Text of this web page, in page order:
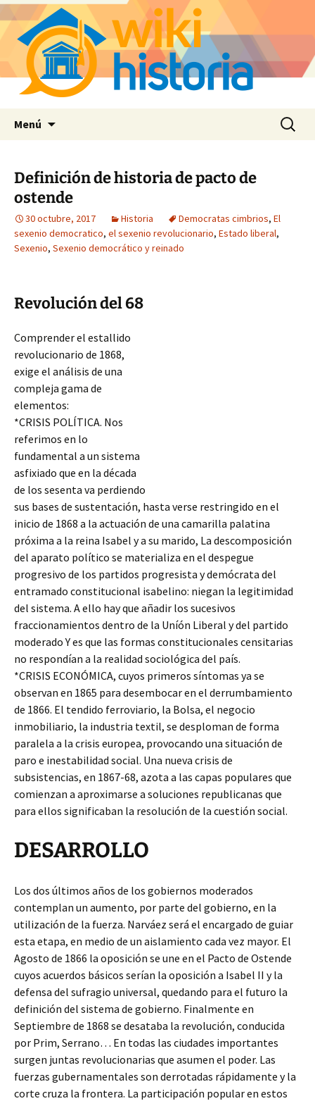
Menú Buscar:
Definición de historia de pacto de
ostende
30 octubre, 2017 Historia Democratas cimbrios, El
sexenio democratico, el sexenio revolucionario, Estado liberal,
Sexenio, Sexenio democrático y reinado
Revolución del 68
Comprender el estallido
revolucionario de 1868,
exige el análisis de una
compleja gama de
elementos:
*CRISIS POLÍTICA. Nos
referimos en lo
fundamental a un sistema
asfixiado que en la década
de los sesenta va perdiendo
sus bases de sustentación, hasta verse restringido en el
inicio de 1868 a la actuación de una camarilla palatina
próxima a la reina Isabel y a su marido, La descomposición
del aparato político se materializa en el despegue
progresivo de los partidos progresista y demócrata del
entramado constitucional isabelino: niegan la legitimidad
del sistema. A ello hay que añadir los sucesivos
fraccionamientos dentro de la Uníón Liberal y del partido
moderado Y es que las formas constitucionales censitarias
no respondían a la realidad sociológica del país.
*CRISIS ECONÓMICA, cuyos primeros síntomas ya se
observan en 1865 para desembocar en el derrumbamiento
de 1866. El tendido ferroviario, la Bolsa, el negocio
inmobiliario, la industria textil, se desploman de forma
paralela a la crisis europea, provocando una situación de
paro e inestabilidad social. Una nueva crisis de
subsistencias, en 1867-68, azota a las capas populares que
comienzan a aproximarse a soluciones republicanas que
para ellos significaban la resolución de la cuestión social.
DESARROLLO
Los dos últimos años de los gobiernos moderados
contemplan un aumento, por parte del gobierno, en la
utilización de la fuerza. Narváez será el encargado de guiar
esta etapa, en medio de un aislamiento cada vez mayor. El
Agosto de 1866 la oposición se une en el Pacto de Ostende
cuyos acuerdos básicos serían la oposición a Isabel II y la
defensa del sufragio universal, quedando para el futuro la
definición del sistema de gobierno. Finalmente en
Septiembre de 1868 se desataba la revolución, conducida
por Prim, Serrano… En todas las ciudades importantes
surgen juntas revolucionarias que asumen el poder. Las
fuerzas gubernamentales son derrotadas rápidamente y la
corte cruza la frontera. La participación popular en estos